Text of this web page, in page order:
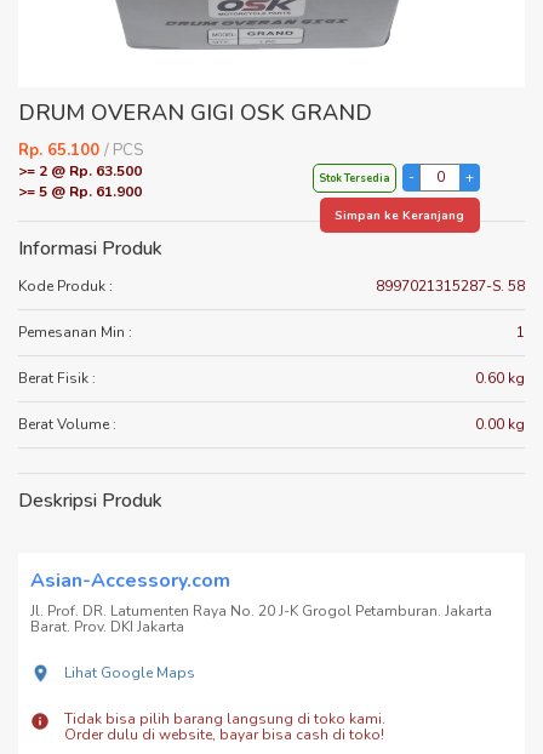
DRUM OVERAN GIGI OSK GRAND
Rp. 65.100 / PCS
>= 2 @ Rp. 63.500
>= 5 @ Rp. 61.900
Stok Tersedia
Simpan ke Keranjang
Informasi Produk
Kode Produk :
Pemesanan Min :
Berat Fisik :
Berat Volume :
8997021315287-S. 58
1
0.60 kg
0.00 kg
Deskripsi Produk
Asian-Accessory.com
Jl. Prof. DR. Latumenten Raya No. 20 J-K Grogol Petamburan. Jakarta
Barat. Prov. DKI Jakarta
Lihat Google Maps
Tidak bisa pilih barang langsung di toko kami.
Order dulu di website, bayar bisa cash di toko!